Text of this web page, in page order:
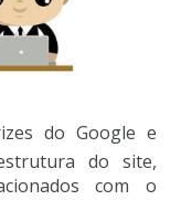
do Google e
do site,
com o